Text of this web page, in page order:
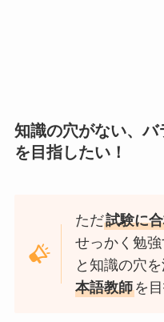
知識の穴がない、
を目指したい！
ただ試験に
せっかく勉
と知識の穴
本語教師を